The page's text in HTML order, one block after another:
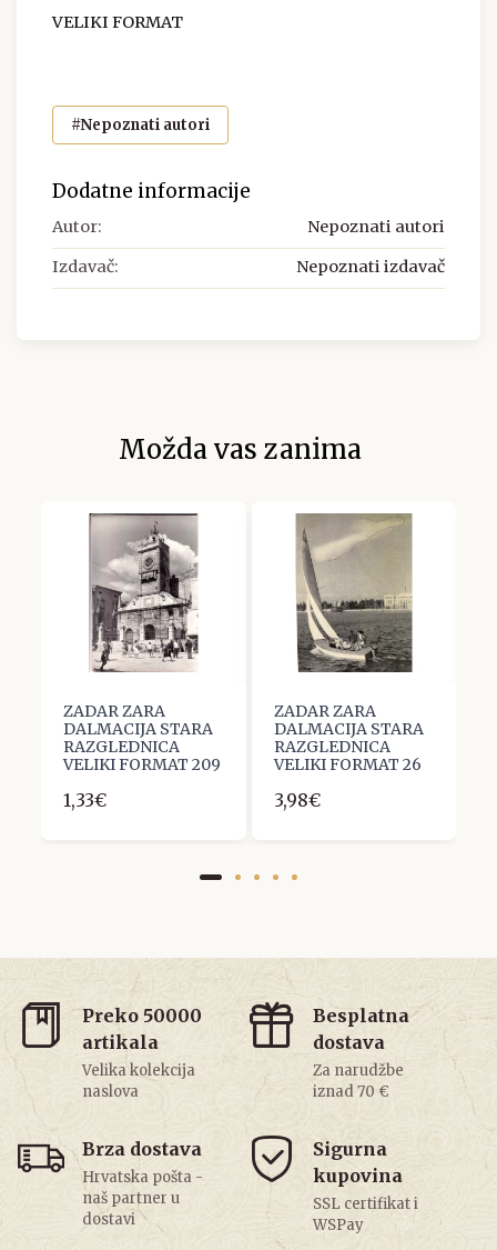
VELIKI FORMAT
#Nepoznati autori
Dodatne informacije
Autor: Nepoznati autori
Izdavač: Nepoznati izdavač
Možda vas zanima
ZADAR ZARA
DALMACIJA STARA
RAZGLEDNICA
VELIKI FORMAT 209
1,33€
ZADAR ZARA
DALMACIJA STARA
RAZGLEDNICA
VELIKI FORMAT 26
3,98€
Preko 50000
artikala
Velika kolekcija
naslova
Besplatna
dostava
Za narudžbe
iznad 70 €
Brza dostava
Hrvatska pošta -
naš partner u
dostavi
Sigurna
kupovina
SSL certifikat i
WSPay